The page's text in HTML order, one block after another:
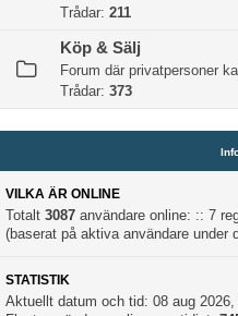
Trådar: 211
Köp & Sälj
Forum där privatpersoner
Trådar: 373
VILKA ÄR ONLINE
Totalt 3087 användare online: :: 7
(baserat på aktiva användare under
STATISTIK
Aktuellt datum och tid: 08 aug 2026,